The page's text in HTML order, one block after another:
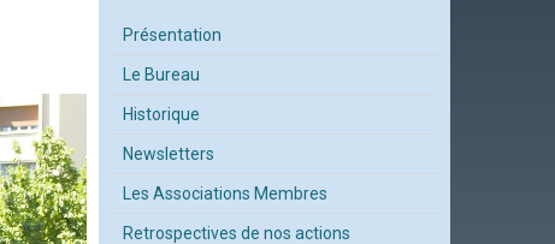
Présentation
Le Bureau
Historique
Newsletters
Les Associations Membres
Retrospectives de nos actions